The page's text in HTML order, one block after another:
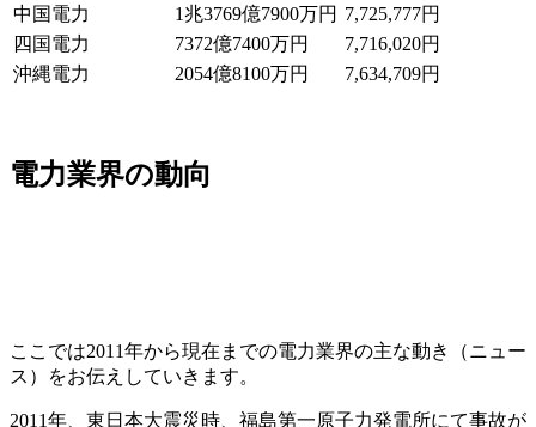
中国電力
1兆3769億7900万円 7,725,777円
四国電力
7372億7400万円
7,716,020円
沖縄電力
2054億8100万円 7,634,709円
電力業界の動向
ここでは2011年から現在までの電力業界の主な動き（ニュー
ス）をお伝えしていきます。
2011年、東日本大震災時、 福島第一原子力発電所にて事故が